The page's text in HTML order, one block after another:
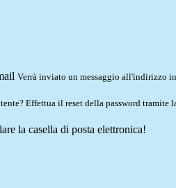
Verrà inviato un messaggio all'indirizzo
Effettua il reset della password tramite
la casella di posta elettronica!